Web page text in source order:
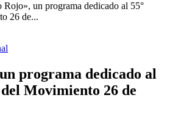
Rojo», un programa dedicado al 55°
26 de...
programa dedicado al
Movimiento 26 de